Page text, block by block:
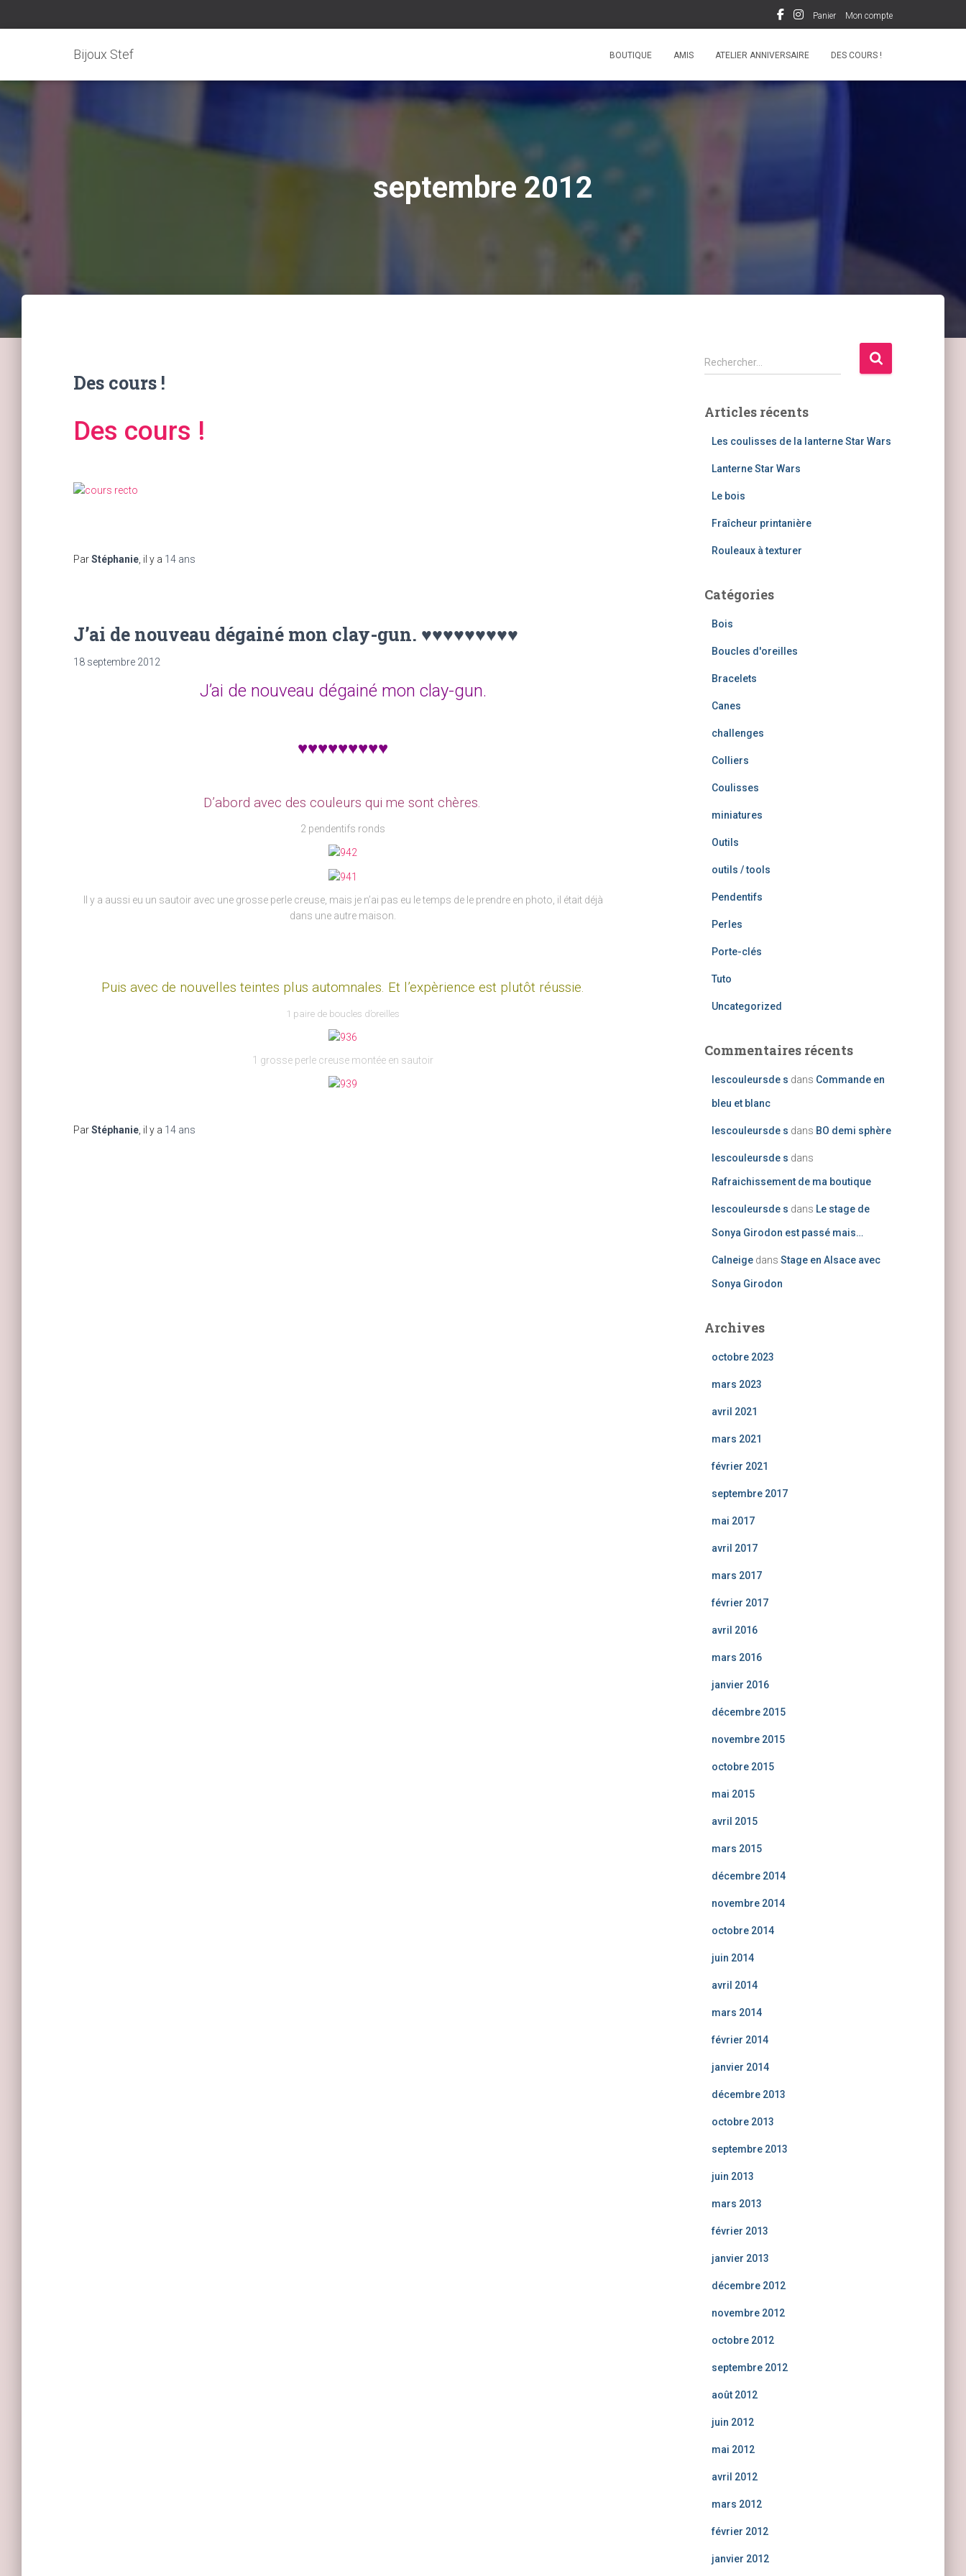
Panier Mon compte
Bijoux Stef BOUTIQUE AMIS ATELIER ANNIVERSAIRE DES COURS !
septembre 2012
Des cours !
Des cours !
ParStéphanie , il y a 14 ans
J’ai de nouveau dégainé mon clay-gun. ♥♥♥♥♥♥♥♥♥
18 septembre 2012
J’ai de nouveau dégainé mon clay-gun.
♥♥♥♥♥♥♥♥♥
D’abord avec des couleurs qui me sont chères.
2 pendentifs ronds
Il y a aussi eu un sautoir avec une grosse perle creuse, mais je n’ai pas eu le temps de le prendre en photo, il était déjà
dans une autre maison.
Puis avec de nouvelles teintes plus automnales. Et l’expèrience est plutôt réussie.
1 paire de boucles d’oreilles
1 grosse perle creuse montée en sautoir
ParStéphanie , il y a 14 ans
R
e
e
Rechercher…
Articles récents
Les coulisses de la lanterne Star Wars
Lanterne Star Wars
Le bois
Fraîcheur printanière
Rouleaux à texturer
Catégories
Bois
Boucles d'oreilles
Bracelets
Canes
challenges
Colliers
Coulisses
miniatures
Outils
outils / tools
Pendentifs
Perles
Porte-clés
Tuto
Uncategorized
Commentaires récents
lescouleursde s dans Commande en
bleu et blanc
lescouleursde s dans BO demi sphère
lescouleursde s dans
Rafraichissement de ma boutique
lescouleursde s dans Le stage de
Sonya Girodon est passé mais…
Calneigedans Stage en Alsace avec
Sonya Girodon
Archives
octobre 2023
mars 2023
avril 2021
mars 2021
février 2021
septembre 2017
mai 2017
avril 2017
mars 2017
février 2017
avril 2016
mars 2016
janvier 2016
décembre 2015
novembre 2015
octobre 2015
mai 2015
avril 2015
mars 2015
décembre 2014
novembre 2014
octobre 2014
juin 2014
avril 2014
mars 2014
février 2014
janvier 2014
décembre 2013
octobre 2013
septembre 2013
juin 2013
mars 2013
février 2013
janvier 2013
décembre 2012
novembre 2012
octobre 2012
septembre 2012
août 2012
juin 2012
mai 2012
avril 2012
mars 2012
février 2012
janvier 2012